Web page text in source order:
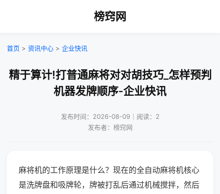
榜窍网
首页 > 资讯中心 > 企业快讯
精于算计!打普通麻将对对胡技巧_怎样预判
机器发牌顺序-企业快讯
发布时间：2026-08-09｜阅读：2
发布者：榜窍网
麻将机的工作原理是什么？现在的全自动麻将机核心
是洗牌盘和吸牌轮，牌被打乱后通过机械搅拌，然后